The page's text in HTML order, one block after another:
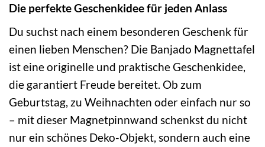
Die perfekte Geschenkidee für jeden Anlass
Du suchst nach einem besonderen Geschenk für
einen lieben Menschen? Die Banjado Magnettafel
ist eine originelle und praktische Geschenkidee,
die garantiert Freude bereitet. Ob zum
Geburtstag, zu Weihnachten oder einfach nur so
– mit dieser Magnetpinnwand schenkst du nicht
nur ein schönes Deko-Objekt, sondern auch eine